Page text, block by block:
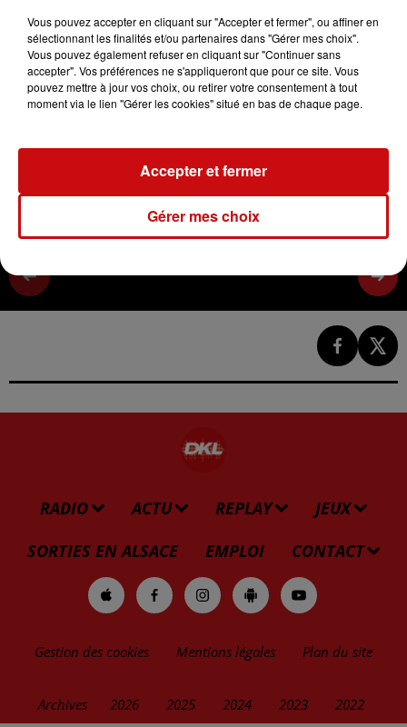
6 février 2023 - 2 min 4 sec
4/5 LE CALCIUM
le calcium dans les herbes aromatiques
RADIO ACTU REPLAY
JEUX
SORTIES EN ALSACE
EMPLOI CONTACT
Gestion des cookies Mentions légales Plan du site
Archives 2026 2025 2024 2023 2022
Vous pouvez accepter en cliquant sur "Accepter et fermer", ou affiner en
sélectionnant les finalités et/ou partenaires dans "Gérer mes choix".
Vous pouvez également refuser en cliquant sur "Continuer sans
accepter". Vos préférences ne s'appliqueront que pour ce site. Vous
pouvez mettre à jour vos choix, ou retirer votre consentement à tout
moment via le lien "Gérer les cookies" situé en bas de chaque page.
Gérer mes choix
Accepter et fermer